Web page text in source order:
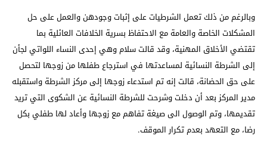
وبالرغم من ذلك تعمل الشرطيات على إثبات وجودهن والعمل على حل
المشكلات الخاصة والعامة مع الاحتفاظ بسرية الخلافات العائلية بما
تقتضي الأخلاق المهنية، وقد قالت سلام وهي إحدى النساء اللواتي لجأن
إلى الشرطة النسائية لمساعدتها في استرجاع طفلها من زوجها لتحصل
على حق الحضانة، قالت إنه تم استدعاء زوجها إلى مركز الشرطة واستقبله
مدير المركز بعد أن دخلت وشرحت للشرطة النسائية عن الشكوى التي تريد
تقديمها، وتم الوصول الى صيغة تفاهم مع زوجها وأعاد لها طفلي بكل
رضا، مع التعهد بعدم تكرار الموقف.